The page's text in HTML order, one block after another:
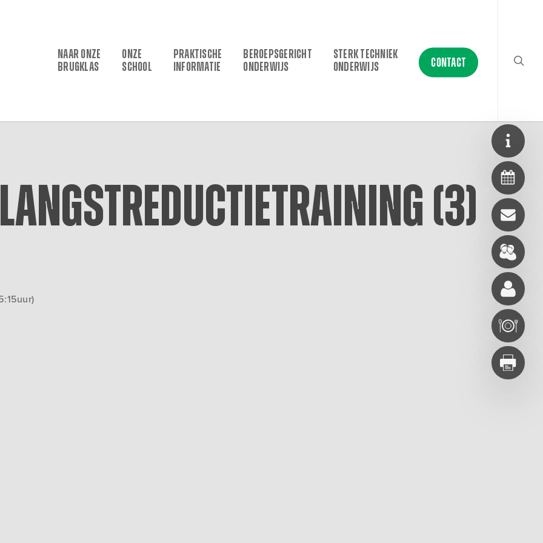
NAAR ONZE
BRUGKLAS
ONZE
SCHOOL
PRAKTISCHE
INFORMATIE
BEROEPSGERICHT
ONDERWIJS
STERK TECHNIEK
ONDERWIJS
CONTACT
(3)